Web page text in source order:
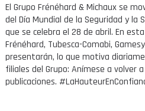
El Grupo Frénéhard & Michaux se
del Día Mundial de la Seguridad y la
que se celebra el 28 de abril. En
Frénéhard, Tubesca-Comabi,
presentarán, lo que motiva
filiales del Grupo: Anímese a volver
publicaciones.